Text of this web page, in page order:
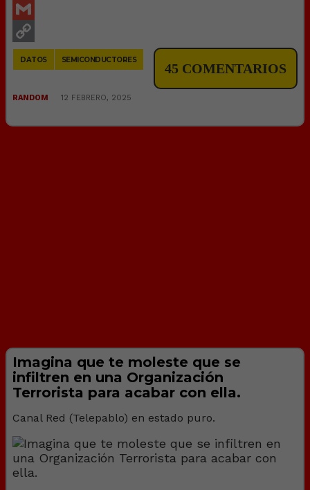
WhatsApp
Gmail
Copy
DATOS SEMICONDUCTORES
45 COMENTARIOS
RANDOM 12 FEBRERO, 2025
Imagina que te moleste que se
infiltren en una Organización
Terrorista para acabar con ella.
Canal Red (Telepablo) en estado puro.